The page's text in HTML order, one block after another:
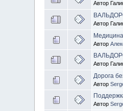
Автор
Автор
Медицина
Автор
Автор
Дорога
Автор
Автор